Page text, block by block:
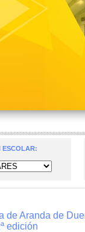
ESCOLAR:
de Aranda de
edición